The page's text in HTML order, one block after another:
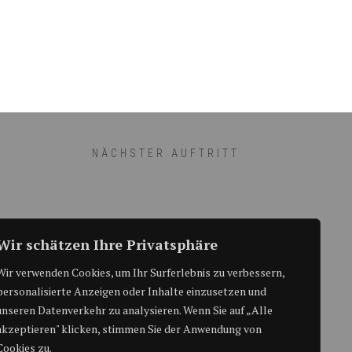
schätzen Ihre Privatsphäre
verwenden Cookies, um Ihr Surferlebnis zu verbessern,
Anzeigen oder Inhalte einzusetzen und
Datenverkehr zu analysieren. Wenn Sie auf „Alle
klicken, stimmen Sie der Anwendung von
zu.
NÄCHSTER AUFTRITT
Micha Dettwyler & Tribute to
Roger Cicero - Em Bebby sy
Jazz 2026